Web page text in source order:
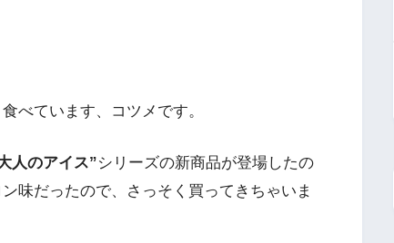
べています、コツメです。
人のアイス”シリーズの新商品が登場したの
味だったので、さっそく買ってきちゃいま